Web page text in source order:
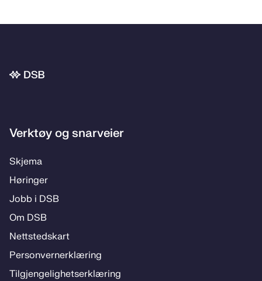
Bunnområde
Verktøy og snarveier
Skjema
Høringer
Jobb i DSB
Om DSB
Nettstedskart
Personvernerklæring
Tilgjengelighetserklæring